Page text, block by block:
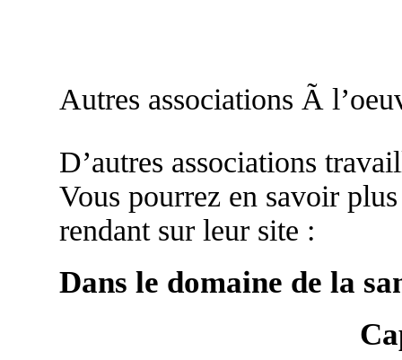
Autres associations Ã
D’autres associations
Vous pourrez en savoir
rendant sur leur site :
Dans le domaine de la